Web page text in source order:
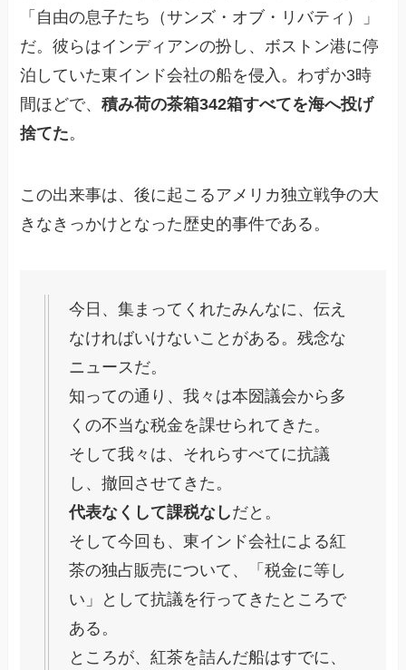
「自由の息子たち（サンズ・オブ・リバティ）」
だ。彼らはインディアンの扮し、ボストン港に停
泊していた東インド会社の船を侵入。わずか3時
間ほどで、積み荷の茶箱342箱すべてを海へ投げ
捨てた。
この出来事は、後に起こるアメリカ独立戦争の大
きなきっかけとなった歴史的事件である。
今日、集まってくれたみんなに、伝え
なければいけないことがある。残念な
ニュースだ。
知っての通り、我々は本圀議会から多
くの不当な税金を課せられてきた。
そして我々は、それらすべてに抗議
し、撤回させてきた。
代表なくして課税なしだと。
そして今回も、東インド会社による紅
茶の独占販売について、「税金に等し
い」として抗議を行ってきたところで
ある。
ところが、紅茶を詰んだ船はすでに、